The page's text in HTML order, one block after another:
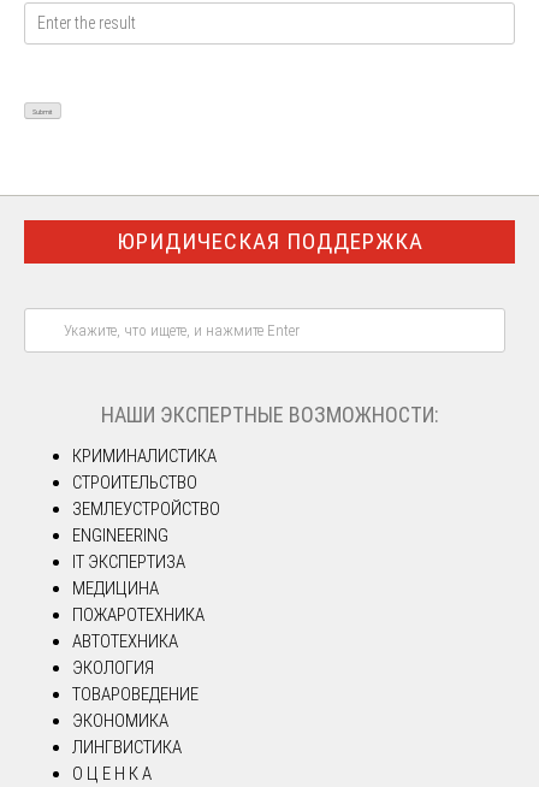
ЮРИДИЧЕСКАЯ ПОДДЕРЖКА
НАШИ ЭКСПЕРТНЫЕ ВОЗМОЖНОСТИ:
КРИМИНАЛИСТИКА
СТРОИТЕЛЬСТВО
ЗЕМЛЕУСТРОЙСТВО
ENGINEERING
IT ЭКСПЕРТИЗА
МЕДИЦИНА
ПОЖАРОТЕХНИКА
АВТОТЕХНИКА
ЭКОЛОГИЯ
ТОВАРОВЕДЕНИЕ
ЭКОНОМИКА
ЛИНГВИСТИКА
О Ц Е Н К А